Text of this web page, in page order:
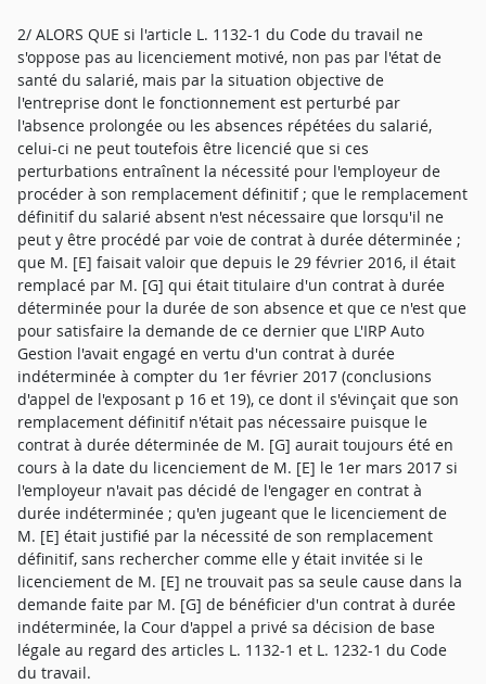
2/ ALORS QUE si l'article L. 1132-1 du Code du travail ne
s'oppose pas au licenciement motivé, non pas par l'état de
santé du salarié, mais par la situation objective de
l'entreprise dont le fonctionnement est perturbé par
l'absence prolongée ou les absences répétées du salarié,
celui-ci ne peut toutefois être licencié que si ces
perturbations entraînent la nécessité pour l'employeur de
procéder à son remplacement définitif ; que le remplacement
définitif du salarié absent n'est nécessaire que lorsqu'il ne
peut y être procédé par voie de contrat à durée déterminée ;
que M. [E] faisait valoir que depuis le 29 février 2016, il était
remplacé par M. [G] qui était titulaire d'un contrat à durée
déterminée pour la durée de son absence et que ce n'est que
pour satisfaire la demande de ce dernier que L'IRP Auto
Gestion l'avait engagé en vertu d'un contrat à durée
indéterminée à compter du 1er février 2017 (conclusions
d'appel de l'exposant p 16 et 19), ce dont il s'évinçait que son
remplacement définitif n'était pas nécessaire puisque le
contrat à durée déterminée de M. [G] aurait toujours été en
cours à la date du licenciement de M. [E] le 1er mars 2017 si
l'employeur n'avait pas décidé de l'engager en contrat à
durée indéterminée ; qu'en jugeant que le licenciement de
M. [E] était justifié par la nécessité de son remplacement
définitif, sans rechercher comme elle y était invitée si le
licenciement de M. [E] ne trouvait pas sa seule cause dans la
demande faite par M. [G] de bénéficier d'un contrat à durée
indéterminée, la Cour d'appel a privé sa décision de base
légale au regard des articles L. 1132-1 et L. 1232-1 du Code
du travail.